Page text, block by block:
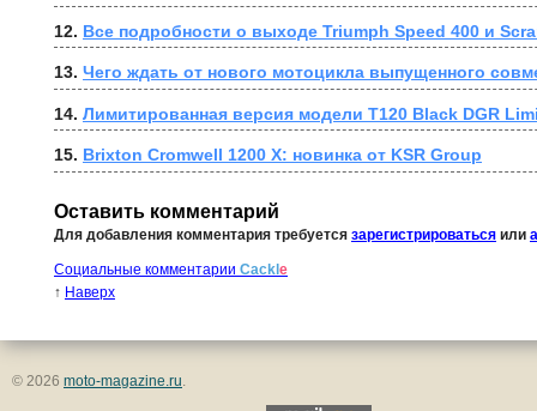
12. Все подробности о выходе Triumph Speed 400 и
13. Чего ждать от нового мотоцикла выпущенного
14. Лимитированная версия модели T120 Black DGR
15. Brixton Cromwell 1200 X: новинка от KSR Group
Оставить комментарий
Для добавления комментария требуется зарегистрироваться или
Социальные комментарии Cackl e
↑ Наверх
© 2026 moto-magazine.ru.